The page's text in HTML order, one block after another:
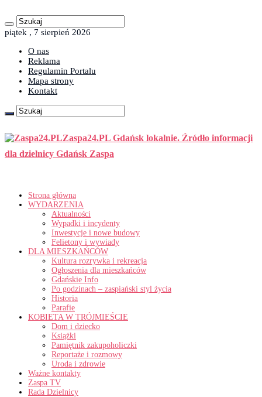
piątek , 7 sierpień 2026
O nas
Reklama
Regulamin Portalu
Mapa strony
Kontakt
Zaspa24.PL Gdańsk lokalnie. Źródło informacji
dla dzielnicy Gdańsk Zaspa
Strona główna
WYDARZENIA
Aktualności
Wypadki i incydenty
Inwestycje i nowe budowy
Felietony i wywiady
DLA MIESZKAŃCÓW
Kultura rozrywka i rekreacja
Ogłoszenia dla mieszkańców
Gdańskie Info
Po godzinach – zaspiański styl życia
Historia
Parafie
KOBIETA W TRÓJMIEŚCIE
Dom i dziecko
Książki
Pamiętnik zakupoholiczki
Reportaże i rozmowy
Uroda i zdrowie
Ważne kontakty
Zaspa TV
Rada Dzielnicy